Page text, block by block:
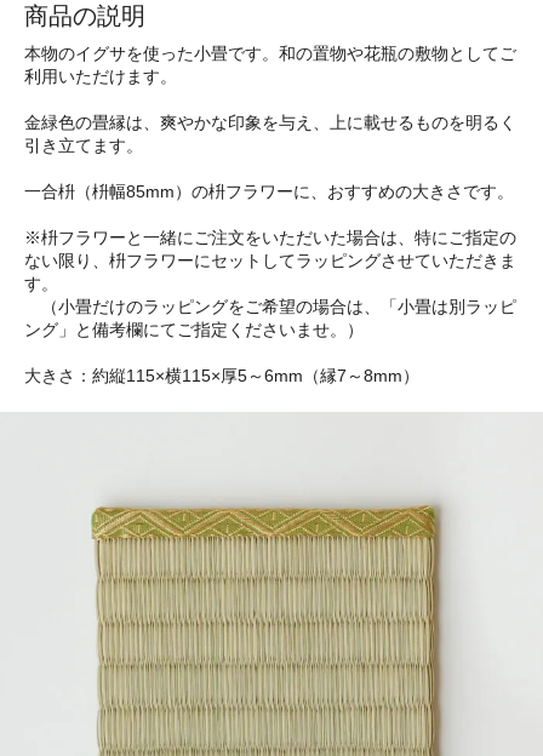
商品の説明
本物のイグサを使った小畳です。和の置物や花瓶の敷物としてご
利用いただけます。
金緑色の畳縁は、爽やかな印象を与え、上に載せるものを明るく
引き立てます。
一合枡（枡幅85mm）の枡フラワーに、おすすめの大きさです。
※枡フラワーと一緒にご注文をいただいた場合は、特にご指定の
ない限り、枡フラワーにセットしてラッピングさせていただきま
す。
（小畳だけのラッピングをご希望の場合は、「小畳は別ラッピ
ング」と備考欄にてご指定くださいませ。）
大きさ：約縦115×横115×厚5～6mm（縁7～8mm）